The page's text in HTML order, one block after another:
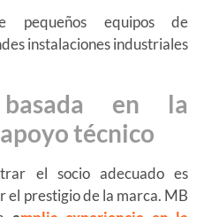
pequeños equipos de
instalaciones industriales
en la
técnico
el socio adecuado es
prestigio de la marca. MB